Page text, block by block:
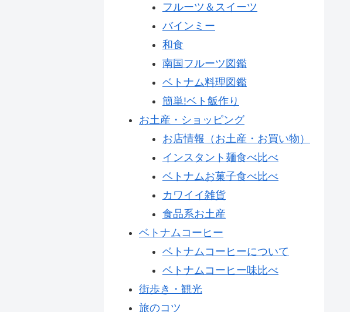
フルーツ＆スイーツ
バインミー
和食
南国フルーツ図鑑
ベトナム料理図鑑
簡単!ベト飯作り
お土産・ショッピング
お店情報（お土産・お買い物）
インスタント麺食べ比べ
ベトナムお菓子食べ比べ
カワイイ雑貨
食品系お土産
ベトナムコーヒー
ベトナムコーヒーについて
ベトナムコーヒー味比べ
街歩き・観光
旅のコツ